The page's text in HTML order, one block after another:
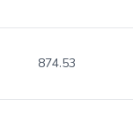
874.53